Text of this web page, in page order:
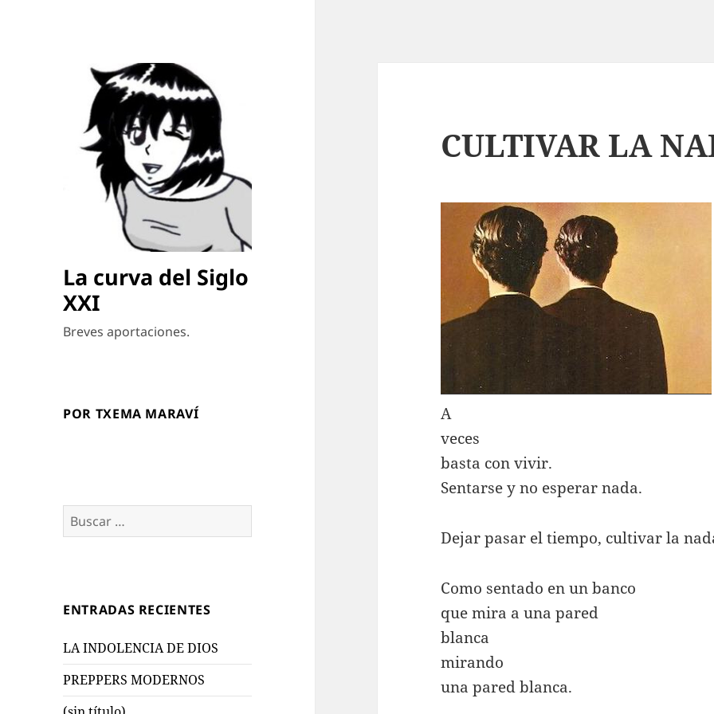
La curva del Siglo
XXI
Breves aportaciones.
POR TXEMA MARAVÍ
Buscar:
ENTRADAS RECIENTES
LA INDOLENCIA DE DIOS
PREPPERS MODERNOS
CULTIVAR LA
A
veces
basta con vivir.
Sentarse y no esperar nada.
Dejar pasar el tiempo, cultivar la
Como sentado en un banco
que mira a una pared
blanca
mirando
una pared blanca.